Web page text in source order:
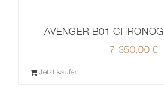
AVENGER B01
7.350,00€
Jetzt kaufen